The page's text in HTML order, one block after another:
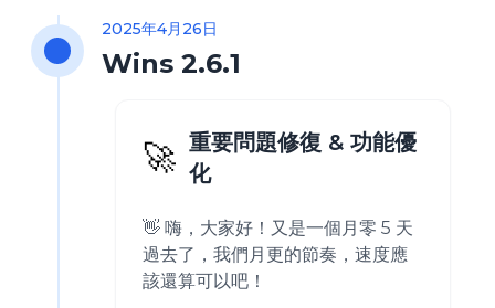
2025年4月26日
Wins 2.6.1
🚀 重要問題修復 & 功能優
化
👋 嗨，大家好！又是一個月零 5 天
過去了，我們月更的節奏，速度應
該還算可以吧！